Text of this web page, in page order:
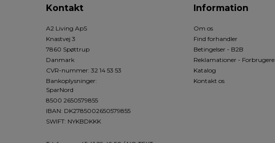
Kontakt
A2 Living ApS
Knastvej 3
7860 Spøttrup
Danmark
CVR-nummer: 32 14 53 53
Bankoplysninger:
SparNord
8500 2650579855
IBAN: DK2785002650579855
SWIFT: NYKBDKKK
Information
Om os
Find forhandler
Betingelser - B2B
Reklamationer - Forbrugere
Katalog
Kontakt os